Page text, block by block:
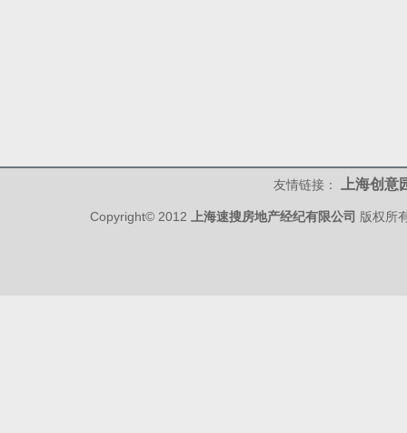
友情链接： 上海创
Copyright© 2012 上海速搜房地产经纪有限公司 版权所